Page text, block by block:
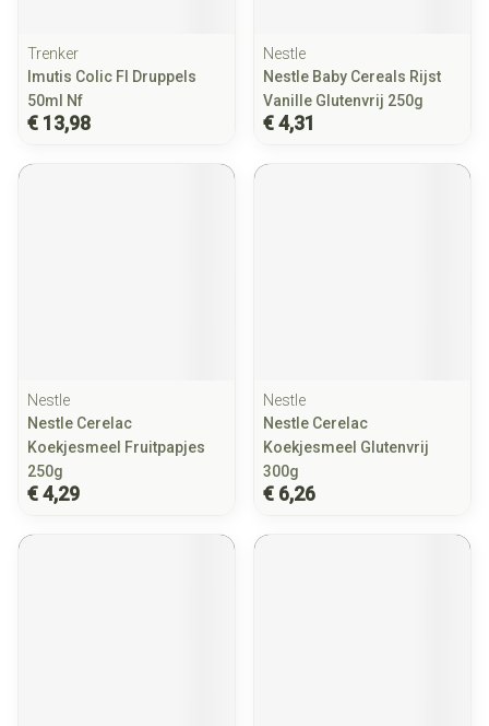
Trenker
Imutis Colic Fl Druppels
50ml Nf
€ 13,98
Nestle
Nestle Baby Cereals Rijst
Vanille Glutenvrij 250g
€ 4,31
Nestle
Nestle Cerelac
Koekjesmeel Fruitpapjes
250g
€ 4,29
Nestle
Nestle Cerelac
Koekjesmeel Glutenvrij
300g
€ 6,26